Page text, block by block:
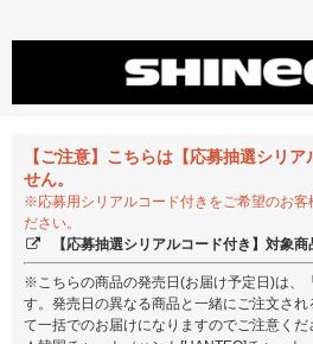
【ご注意】こちらは【応募抽選シリ
せん。
※応募用シリアルコード付きをご希望のお客
ださい。
【応募抽選シリアルコード付き】対象商
※こちらの商品の発売日(お届け予定日)は、
す。発売日の異なる商品と一緒にご注文さ
て一括でのお届けになりますのでご注意くだ